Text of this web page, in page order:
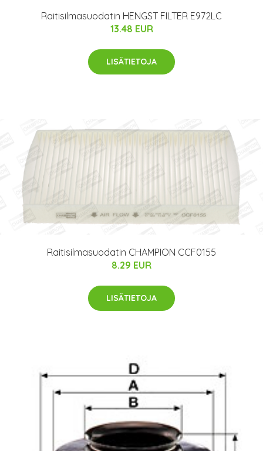
Raitisilmasuodatin HENGST FILTER E972LC
13.48 EUR
LISÄTIETOJA
Raitisilmasuodatin CHAMPION CCF0155
8.29 EUR
LISÄTIETOJA